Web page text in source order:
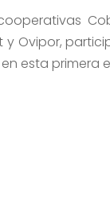
Ovipor,
esta primera